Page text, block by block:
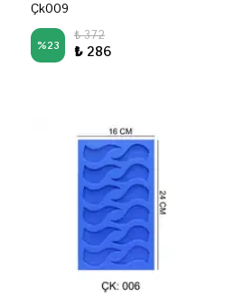
Çk009
%23
₺ 372
₺ 286